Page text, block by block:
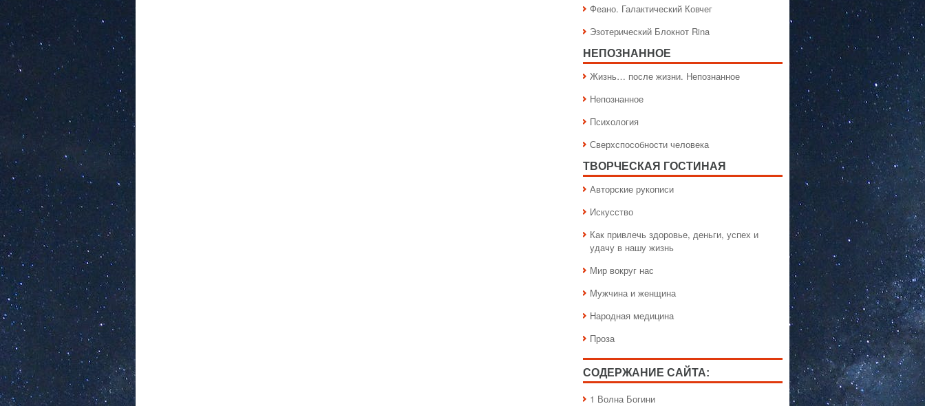
Феано. Галактический Ковчег
Эзотерический Блокнот Rina
НЕПОЗНАННОЕ
Жизнь… после жизни. Непознанное
Непознанное
Психология
Сверхспособности человека
ТВОРЧЕСКАЯ ГОСТИНАЯ
Авторские рукописи
Искусство
Как привлечь здоровье, деньги, успех и
удачу в нашу жизнь
Мир вокруг нас
Мужчина и женщина
Народная медицина
Проза
СОДЕРЖАНИЕ САЙТА:
1 Волна Богини